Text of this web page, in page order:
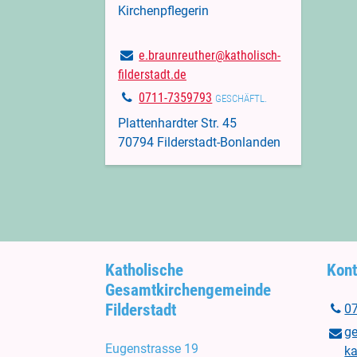
Kirchenpflegerin
e.​braunreuther@​katholisch-
filderstadt.​de
0711-7359793 GESCHÄFTL.
Plattenhardter Str. 45
70794 Filderstadt-Bonlanden
Katholische
Gesamtkirchengemeinde
Filderstadt
Eugenstrasse 19